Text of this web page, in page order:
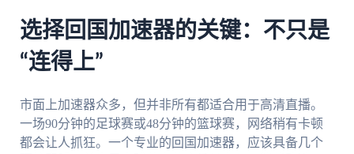
选择回国加速器的关键：不只是
“连得上”
市面上加速器众多，但并非所有都适合用于高清直播。
一场90分钟的足球赛或48分钟的篮球赛，网络稍有卡顿
都会让人抓狂。一个专业的回国加速器，应该具备几个